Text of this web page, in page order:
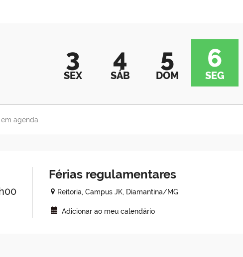
3
SEX
4
SÁB
5
DOM
6
SEG
Férias regulamentares
Reitoria, Campus JK, Diamantina/MG
Adicionar ao meu calendário